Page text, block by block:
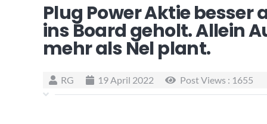
Plug Power Aktie besser
ins Board geholt. Allein
mehr als Nel plant.
RG 19 April 2022 Post Views : 1655